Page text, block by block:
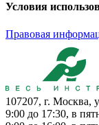
Условия
Правовая
107207, г. Москва,
9:00 до 17:30, в